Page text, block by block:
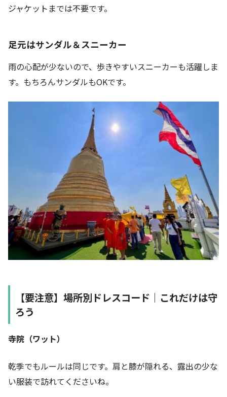
ジャケットまでは不要です。
足元はサンダル＆スニーカー
雨の心配が少ないので、歩きやすいスニーカーも活躍しま
す。もちろんサンダルもOKです。
【要注意】場所別ドレスコード｜これだけは守
ろう
寺院（ワット）
乾季でもルールは同じです。肩と膝が隠れる、露出の少な
い服装で訪れてくださいね。